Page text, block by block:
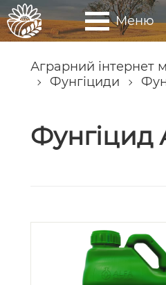
Меню
Аграрний інтернет
Фунгіциди
Фунгіцид